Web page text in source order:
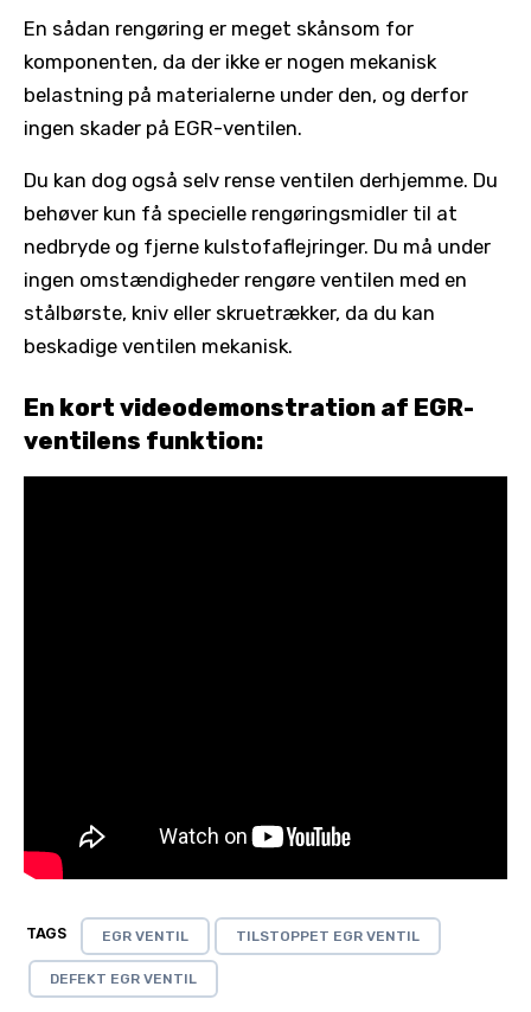
En sådan rengøring er meget skånsom for
komponenten, da der ikke er nogen mekanisk
belastning på materialerne under den, og derfor
ingen skader på EGR-ventilen.
Du kan dog også selv rense ventilen derhjemme. Du
behøver kun få specielle rengøringsmidler til at
nedbryde og fjerne kulstofaflejringer. Du må under
ingen omstændigheder rengøre ventilen med en
stålbørste, kniv eller skruetrækker, da du kan
beskadige ventilen mekanisk.
En kort videodemonstration af EGR-
ventilens funktion:
TAGS EGR VENTIL TILSTOPPET EGR VENTIL
DEFEKT EGR VENTIL